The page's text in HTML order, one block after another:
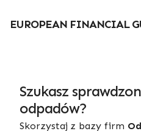
treści
EUROPEAN FINANCIAL
Szukasz
odpadów?
Skorzystaj z bazy firm